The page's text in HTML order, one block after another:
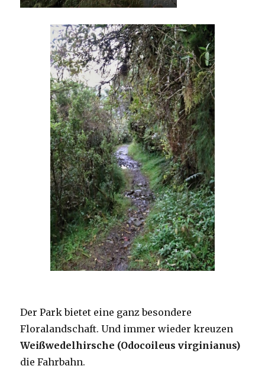
Der Park bietet eine ganz besondere
Floralandschaft. Und immer wieder kreuzen
Weißwedelhirsche (Odocoileus virginianus)
die Fahrbahn.